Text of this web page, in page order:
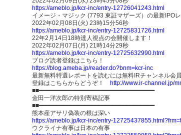
https://ameblo.jp/kcr-inc/entry-12726041243.html
イメージ・マジック (7793 東証マザーズ）の最新IPO
2022年02月08日(火) 23時15分56秒
https://ameblo.jp/kcr-inc/entry-12725831726.html
22年2月14日18時達人視点の会開催します！
2022年02月07日(月) 21時14分29秒
https://ameblo.jp/kcr-inc/entry-12725632990.html
ブログ読者登録はこちら！
https://blog.ameba.jp/reader.do?bnm=kcr-inc
最新無料特選レポートを読むには無料IRチャンネル会
登録はこちらからどうぞ！ http://www.ir-channel.jp/
■■━━━━━━━━━━━━━━━━━━━━━━━━━━━━━━━━━
金田一洋次郎の特別寄稿記事
■■━━━━━━━━━━━━━━━━━━━━━━━━━━━━━━━━━
熊本産アサリ偽装の根は深い
https://ameblo.jp/kcr-inc/entry-
ウクライナ有事は日本の有事